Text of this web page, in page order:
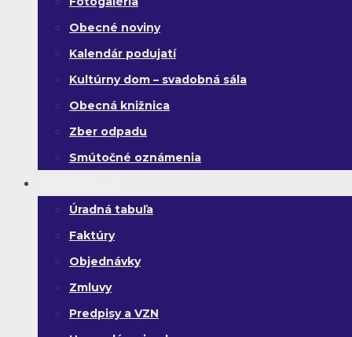
Obecné noviny
Kalendár podujatí
Kultúrny dom – svadobná sála
Obecná knižnica
Zber odpadu
Smútočné oznámenia
Úradná tabuľa
Faktúry
Objednávky
Zmluvy
Predpisy a VZN